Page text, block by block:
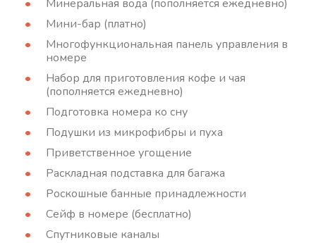
Минеральная вода (пополняется ежедневно)
Мини-бар (платно)
Многофункциональная панель управления в
номере
Набор для приготовления кофе и чая
(пополняется ежедневно)
Подготовка номера ко сну
Подушки из микрофибры и пуха
Приветственное угощение
Раскладная подставка для багажа
Роскошные банные принадлежности
Сейф в номере (бесплатно)
Спутниковые каналы